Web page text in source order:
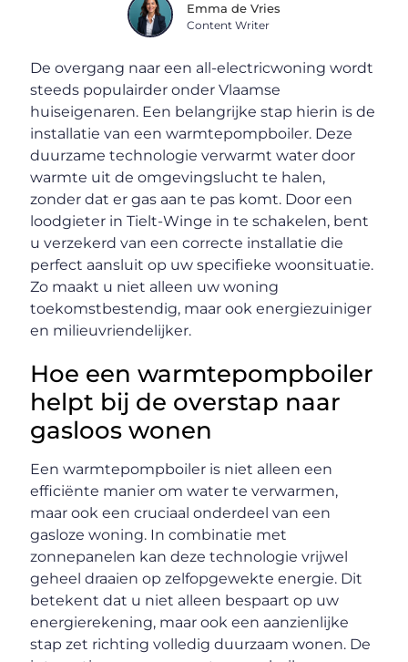
Emma de Vries
Content Writer
De overgang naar een all-electricwoning wordt
steeds populairder onder Vlaamse
huiseigenaren. Een belangrijke stap hierin is de
installatie van een warmtepompboiler. Deze
duurzame technologie verwarmt water door
warmte uit de omgevingslucht te halen,
zonder dat er gas aan te pas komt. Door een
loodgieter in Tielt-Winge in te schakelen, bent
u verzekerd van een correcte installatie die
perfect aansluit op uw specifieke woonsituatie.
Zo maakt u niet alleen uw woning
toekomstbestendig, maar ook energiezuiniger
en milieuvriendelijker.
Hoe een warmtepompboiler
helpt bij de overstap naar
gasloos wonen
Een warmtepompboiler is niet alleen een
efficiënte manier om water te verwarmen,
maar ook een cruciaal onderdeel van een
gasloze woning. In combinatie met
zonnepanelen kan deze technologie vrijwel
geheel draaien op zelfopgewekte energie. Dit
betekent dat u niet alleen bespaart op uw
energierekening, maar ook een aanzienlijke
stap zet richting volledig duurzaam wonen. De